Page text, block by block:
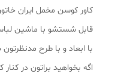
کاور کوسن مخمل ایران
قابل شستشو با ماشین
با ابعاد و با طرح مدنظرتون میتونیم
اگه بخواهید براتون در